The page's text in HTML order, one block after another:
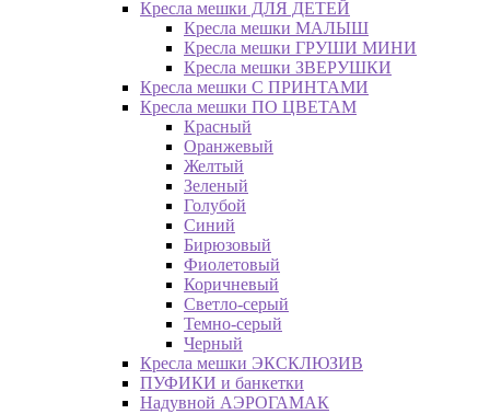
Кресла мешки ДЛЯ ДЕТЕЙ
Кресла мешки МАЛЫШ
Кресла мешки ГРУШИ МИНИ
Кресла мешки ЗВЕРУШКИ
Кресла мешки С ПРИНТАМИ
Кресла мешки ПО ЦВЕТАМ
Красный
Оранжевый
Желтый
Зеленый
Голубой
Синий
Бирюзовый
Фиолетовый
Коричневый
Светло-серый
Темно-серый
Черный
Кресла мешки ЭКСКЛЮЗИВ
ПУФИКИ и банкетки
Надувной АЭРОГАМАК